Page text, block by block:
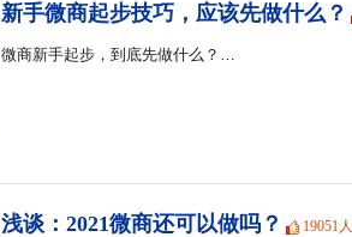
新手微商起步技巧，应该先做什么？
微商新手起步，到底先做什么？…
浅谈：2021微商还可以做吗？ 19051